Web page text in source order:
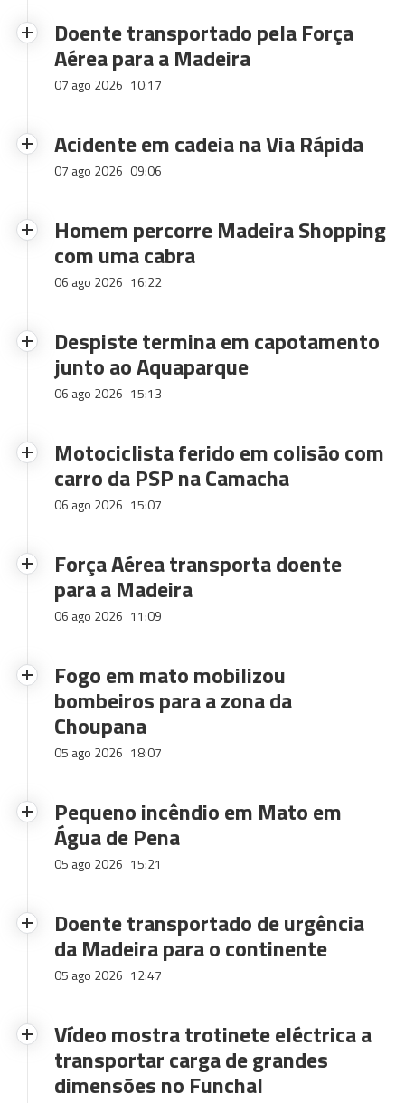
Doente transportado pela Força
Aérea para a Madeira
07 ago 2026 10:17
Acidente em cadeia na Via Rápida
07 ago 2026 09:06
Homem percorre Madeira Shopping
com uma cabra
06 ago 2026 16:22
Despiste termina em capotamento
junto ao Aquaparque
06 ago 2026 15:13
Motociclista ferido em colisão com
carro da PSP na Camacha
06 ago 2026 15:07
Força Aérea transporta doente
para a Madeira
06 ago 2026 11:09
Fogo em mato mobilizou
bombeiros para a zona da
Choupana
05 ago 2026 18:07
Pequeno incêndio em Mato em
Água de Pena
05 ago 2026 15:21
Doente transportado de urgência
da Madeira para o continente
05 ago 2026 12:47
Vídeo mostra trotinete eléctrica a
transportar carga de grandes
dimensões no Funchal